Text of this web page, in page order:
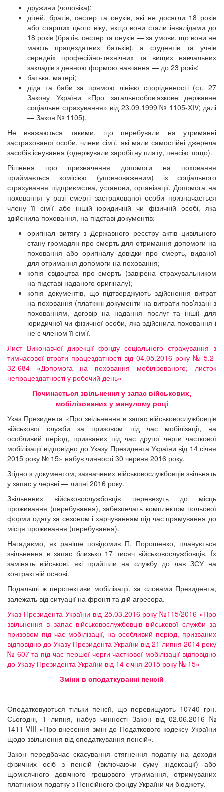
дружини (чоловіка);
дітей, братів, сестер та онуків, які не досягли 18 років
або старших цього віку, якщо вони стали інвалідами до
18 років (братів, сестер та онуків — за умови, що вони не
мають працездатних батьків), а студентів та учнів
середніх професійно-технічних та вищих навчальних
закладів з денною формою навчання — до 23 років;
батька, матері;
діда та баби за прямою лінією спорідненості (ст. 27
Закону України «Про загальнообов’язкове державне
соціальне страхування» від 23.09.1999 № 1105-XIV; далі
— Закон № 1105).
Не вважаються такими, що перебували на утриманні
застрахованої особи, члени сім’ї, які мали самостійні джерела
засобів існування (одержували заробітну плату, пенсію тощо).
Рішення про призначення допомоги на поховання
приймається комісією (уповноваженим) із соціального
страхування підприємства, установи, організації. Допомога на
поховання у разі смерті застрахованої особи призначається
члену її сім’ї або іншій юридичній чи фізичній особі, яка
здійснила поховання, на підставі документів:
оригінал витягу з Державного реєстру актів цивільного
стану громадян про смерть для отримання допомоги на
поховання або оригіналу довідки про смерть, виданої
для отримання допомоги на поховання;
копія свідоцтва про смерть (завірена страхувальником
на підставі наданого оригіналу);
копія документів, що підтверджують здійснення витрат
на поховання (платіжні документи на витрати пов’язані з
похованням, договір на надання послуг та інші) для
юридичної чи фізичної особи, яка здійснила поховання і
не є членом її сім’ї.
Лист Виконавчої дирекції фонду соціального страхування з
тимчасової втрати працездатності від 04.05.2016 року № 5.2-
32-684 «Допомога на поховання мобілізованого; листок
непрацездатності у робочий день»
Починається звільнення у запас військових,
мобілізованих у минулому році
Указ Президента «Про звільнення в запас військовослужбовців
військової служби за призовом під час мобілізації, на
особливий період, призваних під час другої черги часткової
мобілізації відповідно до Указу Президента України від 14 січня
2015 року № 15» набув чинності 30 червня 2016 року.
Згідно з документом, зазначених військовослужбовців звільнять
у запас у червні — липні 2016 року.
Звільнених військовослужбовців перевезуть до місць
проживання (перебування), забезпечать комплектом польової
форми одягу за сезоном і харчуванням під час прямування до
місця проживання (перебування).
Нагадаємо, як раніше повідомив П. Порошенко, планується
звільнення в запас близько 17 тисяч військовослужбовців. Їх
замінять військові, які прийшли на службу до лав ЗСУ на
контрактній основі.
Подальші ж перспективи мобілізації, за словами Президента,
залежать від ситуації на фронті та дій агресора.
Указ Президента України від 25.03.2016 року №115/2016 «Про
звільнення в запас військовослужбовців військової служби за
призовом під час мобілізації, на особливий період, призваних
відповідно до Указу Президента України від 21 липня 2014 року
№ 607 та під час першої черги часткової мобілізації відповідно
до Указу Президента України від 14 січня 2015 року № 15»
Зміни в оподаткуванні пенсій
Оподатковуються тільки пенсії, що перевищують 10740 грн.
Сьогодні, 1 липня, набув чинності Закон від 02.06.2016 №
1411-VIII «Про внесення змін до Податкового кодексу України
щодо звільнення від оподаткування пенсій».
Закон передбачає скасування стягнення податку на доходи
фізичних осіб з пенсій (включаючи суму індексації) або
щомісячного довічного грошового утримання, отримуваних
платником податку з Пенсійного фонду України чи бюджету.